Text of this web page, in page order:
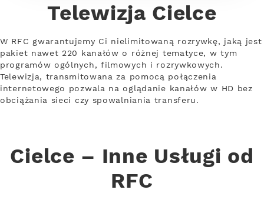
Telewizja Cielce
W RFC gwarantujemy Ci nielimitowaną rozrywkę, jaką jest
pakiet nawet 220 kanałów o różnej tematyce, w tym
programów ogólnych, filmowych i rozrywkowych.
Telewizja, transmitowana za pomocą połączenia
internetowego pozwala na oglądanie kanałów w HD bez
obciążania sieci czy spowalniania transferu.
Cielce – Inne Usługi od
RFC